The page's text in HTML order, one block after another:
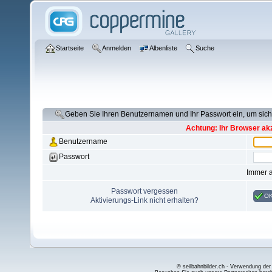
Startseite Anmelden Albenliste Suche
Geben Sie Ihren Benutzernamen und Ihr Passwort ein, um
Achtung: Ihr Browser
Benutzername
Passwort
Immer
Passwort vergessen
Aktivierungs-Link nicht erhalten?
© seilbahnbilder.ch - Verwendung